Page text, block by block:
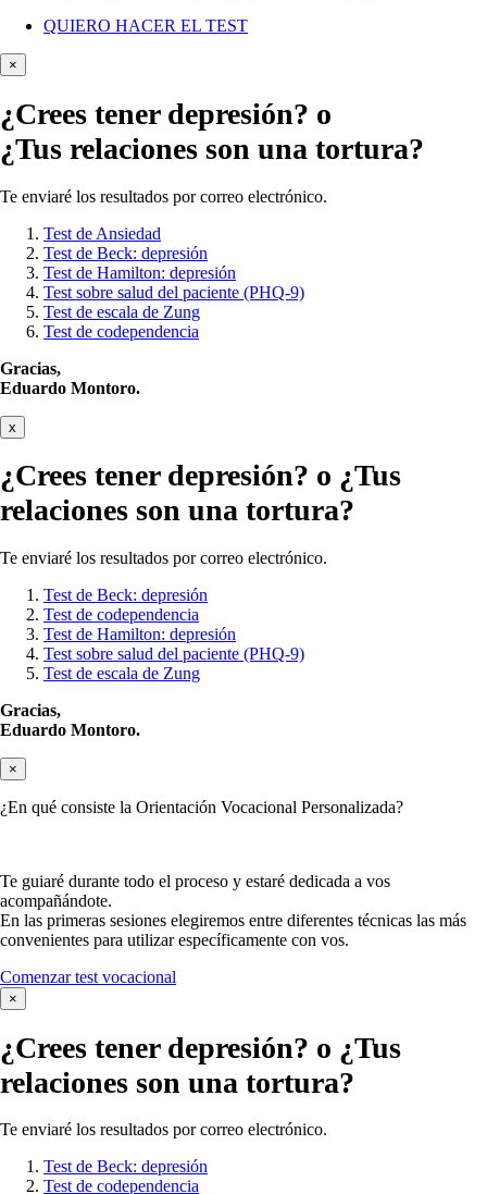
QUIERO HACER EL TEST
×
¿Crees tener depresión? o
¿Tus relaciones son una tortura?
Te enviaré los resultados por correo electrónico.
Test de Ansiedad
Test de Beck: depresión
Test de Hamilton: depresión
Test sobre salud del paciente (PHQ-9)
Test de escala de Zung
Test de codependencia
Gracias,
Eduardo Montoro.
x
¿Crees tener depresión? o ¿Tus
relaciones son una tortura?
Te enviaré los resultados por correo electrónico.
Test de Beck: depresión
Test de codependencia
Test de Hamilton: depresión
Test sobre salud del paciente (PHQ-9)
Test de escala de Zung
Gracias,
Eduardo Montoro.
×
¿En qué consiste la Orientación Vocacional Personalizada?
Te guiaré durante todo el proceso y estaré dedicada a vos
acompañándote.
En las primeras sesiones elegiremos entre diferentes técnicas las más
convenientes para utilizar específicamente con vos.
Comenzar test vocacional
×
¿Crees tener depresión? o ¿Tus
relaciones son una tortura?
Te enviaré los resultados por correo electrónico.
Test de Beck: depresión
Test de codependencia